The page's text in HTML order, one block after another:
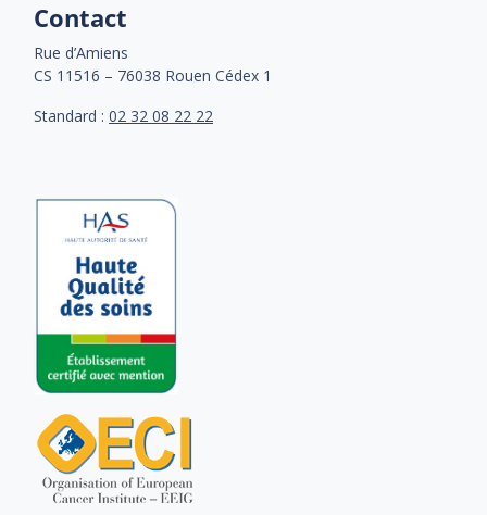
Contact
Rue d’Amiens
CS 11516 – 76038 Rouen Cédex 1
Standard : 02 32 08 22 22